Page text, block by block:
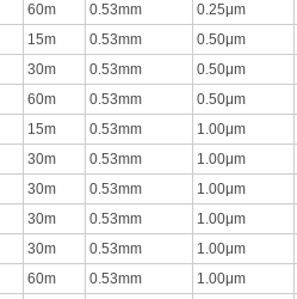
60m 0.53mm 0.25μm
15m 0.53mm 0.50μm
30m 0.53mm 0.50μm
60m 0.53mm 0.50μm
15m 0.53mm 1.00μm
30m 0.53mm 1.00μm
30m 0.53mm 1.00μm
30m 0.53mm 1.00μm
30m 0.53mm 1.00μm
60m 0.53mm 1.00μm